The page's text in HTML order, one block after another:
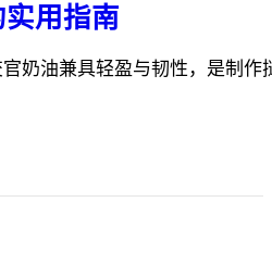
用指南
奶油兼具轻盈与韧性，是制作